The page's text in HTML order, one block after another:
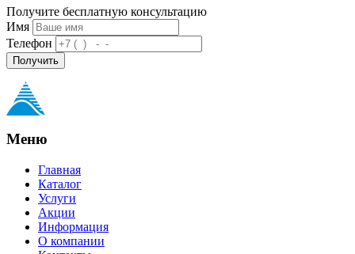
Получите бесплатную консультацию
Имя
Телефон
Получить
Меню
Главная
Каталог
Услуги
Акции
Информация
О компании